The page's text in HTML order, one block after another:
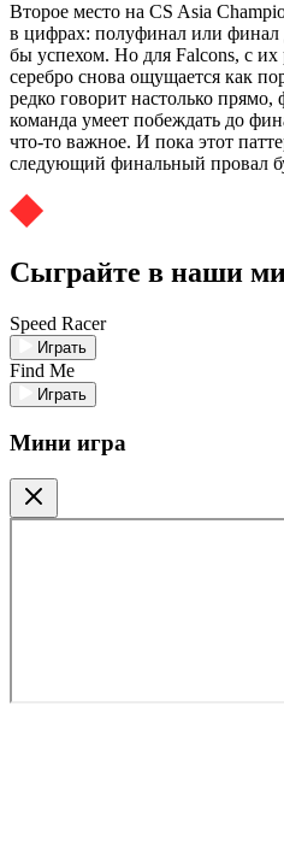
Второе место на CS Asia
в цифрах: полуфинал или
бы успехом. Но для Falcons, с
серебро снова ощущается как
редко говорит настолько прямо,
команда умеет побеждать до
что-то важное. И пока этот
следующий финальный провал
Сыграйте в наши
Speed Racer
Играть
Find Me
Играть
Мини игра